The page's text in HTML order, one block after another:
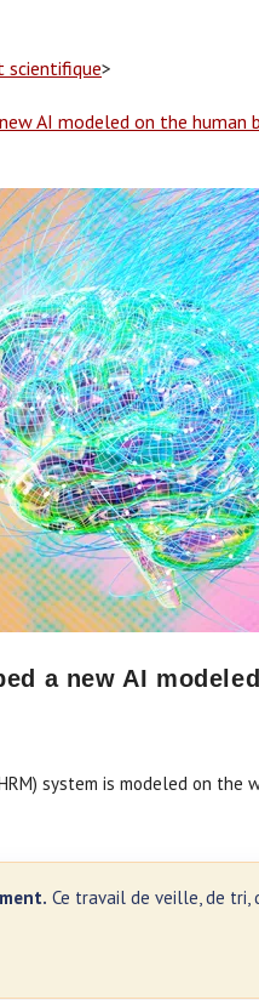
scientifique>
AI modeled on the
a new AI
system is modeled on
Ce travail de veille, de tri,